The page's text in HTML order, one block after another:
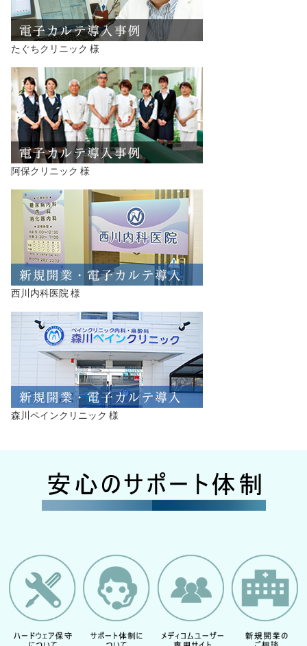
たぐちクリニック 様
阿保クリニック 様
西川内科医院 様
森川ペインクリニック 様